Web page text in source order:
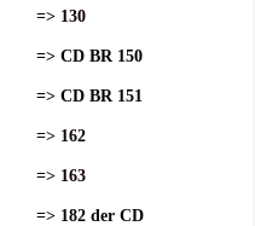
=> 130
=> CD BR 150
=> CD BR 151
=> 162
=> 163
=> 182 der CD